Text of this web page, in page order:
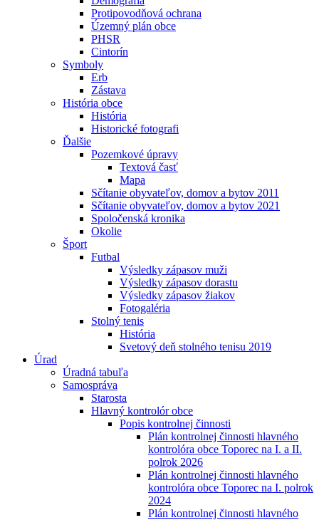
Protipovodňová ochrana
Územný plán obce
PHSR
Cintorín
Symboly
Erb
Zástava
História obce
História
Historické fotografi
Ďalšie
Pozemkové úpravy
Textová časť
Mapa
Sčítanie obyvateľov, domov a bytov 2011
Sčítanie obyvateľov, domov a bytov 2021
Spoločenská kronika
Okolie
Šport
Futbal
Výsledky zápasov muži
Výsledky zápasov dorastu
Výsledky zápasov žiakov
Fotogaléria
Stolný tenis
História
Svetový deň stolného tenisu 2019
Úrad
Úradná tabuľa
Samospráva
Starosta
Hlavný kontrolór obce
Popis kontrolnej činnosti
Plán kontrolnej činnosti hlavného
kontrolóra obce Toporec na I. a II.
polrok 2026
Plán kontrolnej činnosti hlavného
kontrolóra obce Toporec na I. polrok
2024
Plán kontrolnej činnosti hlavného